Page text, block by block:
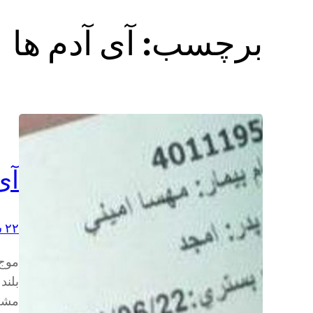
برچسب: آی آدم ها
۲۲ شهریور ۱۴۰۲